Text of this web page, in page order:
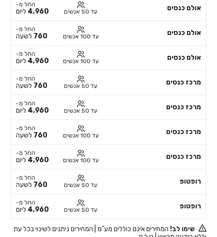
אולם כנסים עד 50 אנשים
החל מ-
4,960 ליום
אולם כנסים עד 100 אנשים
החל מ-
760 לשעה
אולם כנסים עד 100 אנשים
החל מ-
4,960 ליום
מרכז כנסים עד 50 אנשים
החל מ-
760 לשעה
מרכז כנסים עד 50 אנשים
החל מ-
4,960 ליום
מרכז כנסים עד 100 אנשים
החל מ-
760 לשעה
מרכז כנסים עד 100 אנשים
החל מ-
4,960 ליום
רופטופ עד 50 אנשים
החל מ-
760 לשעה
רופטופ עד 50 אנשים
החל מ-
4,960 ליום
שימו לב! המחירים אינם כוללים מע"מ | המחירים ניתנים לשינוי בכל עת